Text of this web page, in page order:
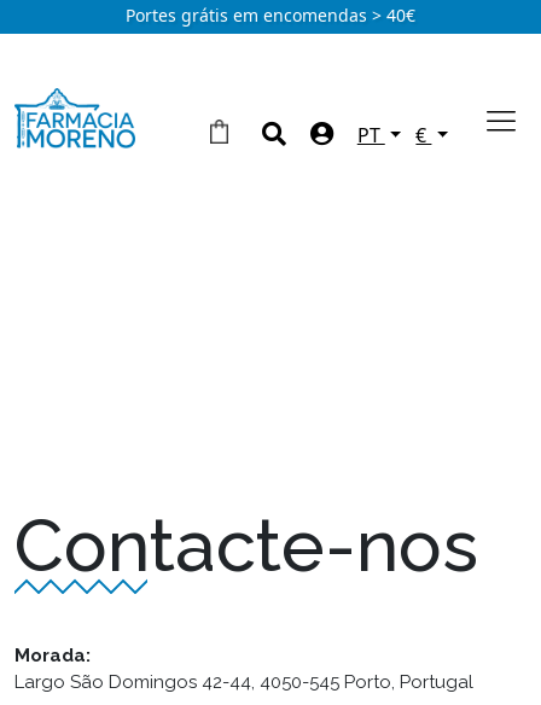
Portes grátis em encomendas > 40€
PT €
Contacte-nos
Morada:
Largo São Domingos 42-44, 4050-545 Porto, Portugal